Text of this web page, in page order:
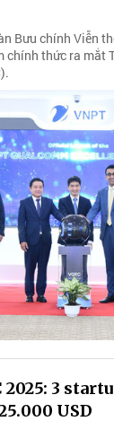
Bưu chính Viễn
chính thức ra mắt
2025: 3
USD